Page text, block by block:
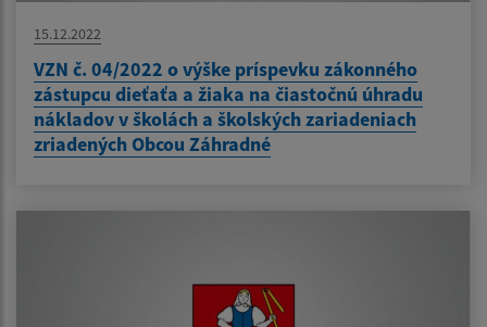
15.12.2022
VZN č. 04/2022 o výške príspevku zákonného
zástupcu dieťaťa a žiaka na čiastočnú úhradu
nákladov v školách a školských zariadeniach
zriadených Obcou Záhradné